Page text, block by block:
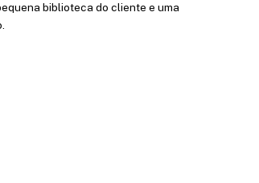
biblioteca do cliente e uma